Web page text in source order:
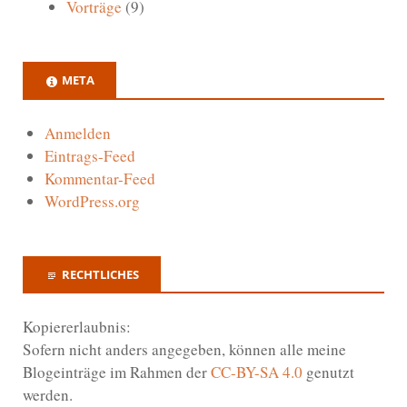
Vorträge (9)
META
Anmelden
Eintrags-Feed
Kommentar-Feed
WordPress.org
RECHTLICHES
Kopiererlaubnis:
Sofern nicht anders angegeben, können alle meine
Blogeinträge im Rahmen derCC-BY-SA 4.0 genutzt
werden.